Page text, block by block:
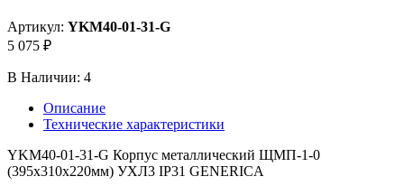
Артикул: YKM40-01-31-G
5 075 ₽
В Наличии: 4
Описание
Технические характеристики
YKM40-01-31-G Корпус металлический ЩМП-1-0
(395х310х220мм) УХЛ3 IP31 GENERICA